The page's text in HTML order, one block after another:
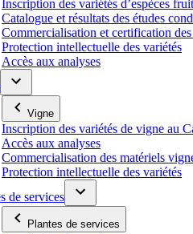
Inscription des variétés d’espèces
Catalogue et résultats des études
Commercialisation et certification
Protection intellectuelle des variétés
Accès aux analyses
Vigne
Inscription des variétés de vigne au
Accès aux analyses
Commercialisation des matériels
Protection intellectuelle des variétés
de services
Plantes de services